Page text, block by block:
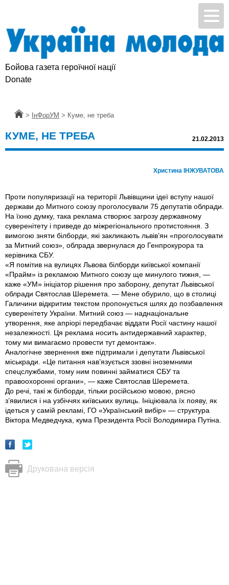
Бойова газета героїчної нації
Donate
Головна
> ІнФорУМ > Куме, не треба
КУМЕ, НЕ ТРЕБА 21.02.2013
Христина ІНЖУВАТОВА
Проти популяризації на території Львiвщини iдеї вступу нашої
держави до Митного союзу проголосували 75 депутатів облради.
На їхню думку, така реклама створює загрозу державному
суверенітету і приведе до міжрегіонального протистояння. З
вимогою зняти бiлборди, якi закликають львiв’ян «проголосувати
за Митний союз», облрада звернулася до Генпрокурора та
керівника СБУ.
«Я помітив на вулицях Львова білборди київської компанії
«Прайм» iз рекламою Митного союзу ще минулого тижня, —
каже «УМ» ініціатор рішення про заборону, депутат Львівської
облради Святослав Шеремета. — Мене обурило, що в столиці
Галичини відкритим текстом пропонується шлях до позбавлення
суверенітету України. Митний союз — наднаціональне
утворення, яке апріорі передбачає віддати Росiї частину нашої
незалежності. Ця реклама носить антидержавний характер,
тому ми вимагаємо провести тут демонтаж».
Аналогічне звернення вже підтримали і депутати Львівської
міськради. «Це питання нав’язується ззовні іноземними
спецслужбами, тому ним повинні займатися СБУ та
правоохоронні органи», — каже Святослав Шеремета.
До речi, такi ж бiлборди, тiльки росiйською мовою, рясно
з’явилися i на узбiччях київських вулиць. Інiцiювала їх появу, як
iдеться у самiй рекламi, ГО «Український вибiр» — структура
Вiктора Медведчука, кума Президента Росiї Володимира Путiна.
Друкована версія